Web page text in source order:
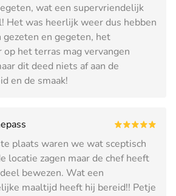
wat een supervriendelijk
Het was heerlijk weer dus hebben
en gegeten, het
op het terras mag vervangen
dit deed niets af aan de
en de smaak!
plaats waren we wat sceptisch
locatie zagen maar de chef heeft
bewezen. Wat een
maaltijd heeft hij bereid!! Petje